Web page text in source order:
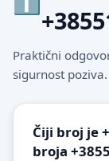
Praktični
sigurnost poziva.
Čiji broj je
broja